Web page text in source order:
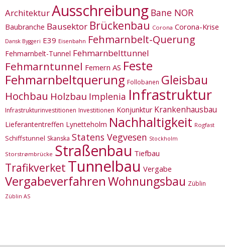
ArchitekturAusschreibung Bane NOR
Baubranche Bausektor Brückenbau Corona Corona-Krise
Dansk Byggeri E39 Eisenbahn Fehmarnbelt-Querung
Fehmarnbelt-Tunnel Fehmarnbelttunnel
Fehmarntunnel Femern AS Feste
Fehmarnbeltquerung Follobanen Gleisbau
Hochbau Holzbau Implenia Infrastruktur
Infrastrukturinvestitionen Investitionen Konjunktur Krankenhausbau
Lieferantentreffen Lynetteholm Nachhaltigkeit Rogfast
Schiffstunnel Skanska Statens Vegvesen Stockholm
Storstrømbrücke Straßenbau Tiefbau
Trafikverket Tunnelbau Vergabe
VergabeverfahrenWohnungsbau Züblin
Züblin AS